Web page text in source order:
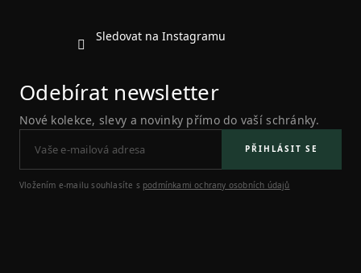
Sledovat na Instagramu
Odebírat newsletter
Nové kolekce, slevy a novinky přímo do vaší schránky.
PŘIHLÁSIT SE
Vložením e-mailu souhlasíte s podmínkami ochrany osobních údajů